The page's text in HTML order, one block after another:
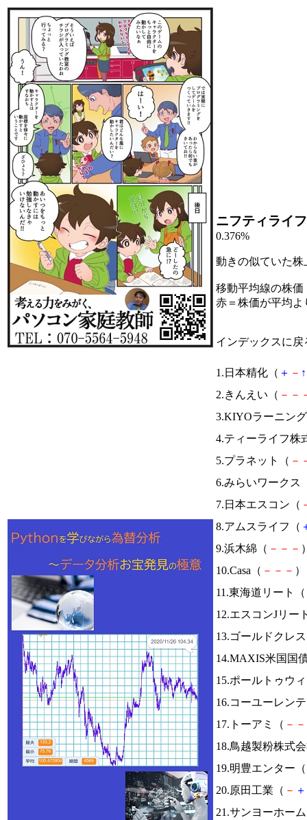
ニフティライ
0.376%
動きの似ていた
移動平均線の株価
赤＝株価が平均
インデックスに戻
1.日本精化（ ＋ － ↑
2.きんえい（ － －
3.KIYOラーニン
4.ティーライフ株
5.プラネット（ －
6.みらいワークス
7.日本エスコン（
8.アムスライフ（
9.浜木綿（ － － －
10.Casa（ － － －
11.東海道リート（
12.エスコンJリー
13.ゴールドクレ
14.MAXIS米国国
15.ポールトゥウ
16.コーユーレン
17.トーアミ（ － －
18.鳥越製粉株式
19.明豊エンター（
20.原田工業（ － ＋
21.サンヨーホー